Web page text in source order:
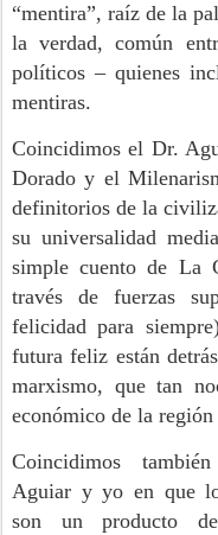
“mentira”, raíz de la
la verdad, común
políticos – quienes
mentiras.
Coincidimos el Dr.
Dorado y el
definitorios de la
su universalidad
simple cuento de La
través de fuerzas
felicidad para
futura feliz están
marxismo, que tan
económico de la
Coincidimos
Aguiar y yo en que
son un producto